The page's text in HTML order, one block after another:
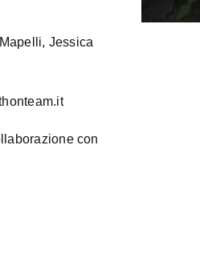
Jessica
con